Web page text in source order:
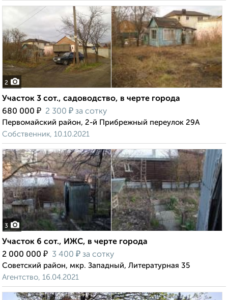
2
Участок 3 сот., садоводство, в черте города
680 000 ₽ 2 300 ₽ за сотку
Первомайский район, 2-й Прибрежный переулок 29А
Собственник, 10.10.2021
3
Участок 6 сот., ИЖС, в черте города
2 000 000 ₽ 3 400 ₽ за сотку
Советский район, мкр. Западный, Литературная 35
Агентство, 16.04.2021